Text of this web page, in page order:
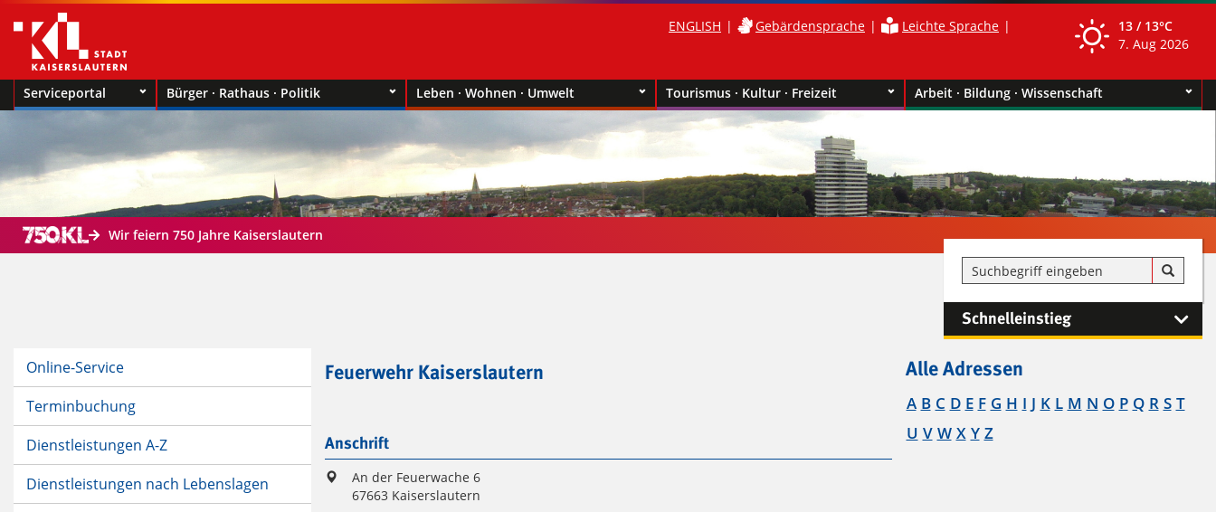
ENGLISH Gebärdensprache Leichte Sprache 13 / 13°C
7. Aug 2026
Serviceportal Bürger · Rathaus · Politik Leben · Wohnen · Umwelt Tourismus · Kultur · Freizeit Arbeit · Bildung · Wissenschaft
Wir feiern 750 Jahre Kaiserslautern
Schnelleinstieg
Online-Service
Terminbuchung
Dienstleistungen A-Z
Dienstleistungen nach Lebenslagen
Feuerwehr Kaiserslautern
Anschrift
An der Feuerwache 6
67663 Kaiserslautern
Alle Adressen
A B C D E F G H I J K L M N O P Q R S T
U V W X Y Z